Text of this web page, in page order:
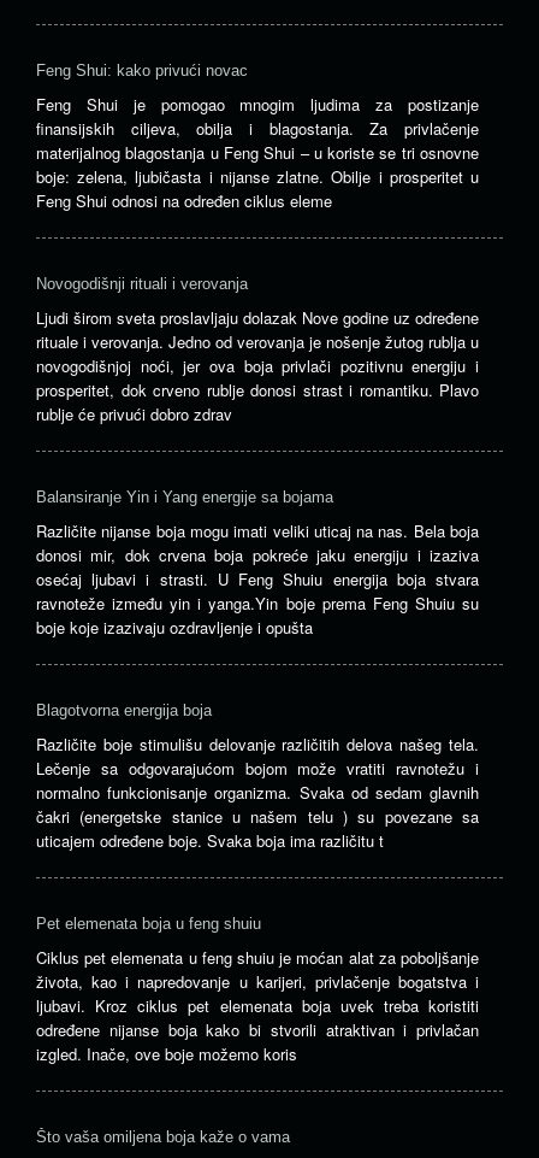
Feng Shui: kako privući novac
Feng Shui je pomogao mnogim ljudima za postizanje
finansijskih ciljeva, obilja i blagostanja. Za privlačenje
materijalnog blagostanja u Feng Shui – u koriste se tri osnovne
boje: zelena, ljubičasta i nijanse zlatne. Obilje i prosperitet u
Feng Shui odnosi na određen ciklus eleme
Novogodišnji rituali i verovanja
Ljudi širom sveta proslavljaju dolazak Nove godine uz određene
rituale i verovanja. Jedno od verovanja je nošenje žutog rublja u
novogodišnjoj noći, jer ova boja privlači pozitivnu energiju i
prosperitet, dok crveno rublje donosi strast i romantiku. Plavo
rublje će privući dobro zdrav
Balansiranje Yin i Yang energije sa bojama
Različite nijanse boja mogu imati veliki uticaj na nas. Bela boja
donosi mir, dok crvena boja pokreće jaku energiju i izaziva
osećaj ljubavi i strasti. U Feng Shuiu energija boja stvara
ravnoteže između yin i yanga.Yin boje prema Feng Shuiu su
boje koje izazivaju ozdravljenje i opušta
Blagotvorna energija boja
Različite boje stimulišu delovanje različitih delova našeg tela.
Lečenje sa odgovarajućom bojom može vratiti ravnotežu i
normalno funkcionisanje organizma. Svaka od sedam glavnih
čakri (energetske stanice u našem telu ) su povezane sa
uticajem određene boje. Svaka boja ima različitu t
Pet elemenata boja u feng shuiu
Ciklus pet elemenata u feng shuiu je moćan alat za poboljšanje
života, kao i napredovanje u karijeri, privlačenje bogatstva i
ljubavi. Kroz ciklus pet elemenata boja uvek treba koristiti
određene nijanse boja kako bi stvorili atraktivan i privlačan
izgled. Inače, ove boje možemo koris
Što vaša omiljena boja kaže o vama